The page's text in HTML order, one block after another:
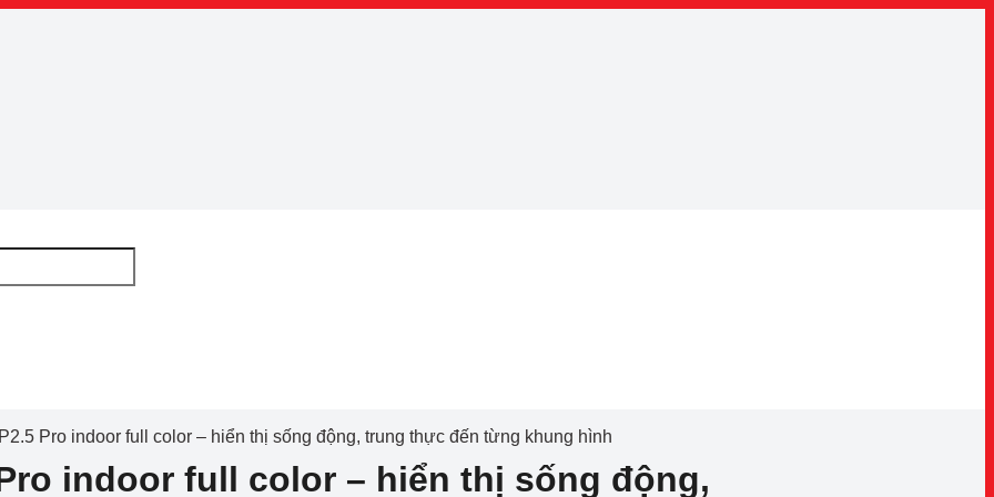
Pro indoor full color – hiển thị sống động, trung thực đến từng khung hình
indoor full color – hiển thị sống động,